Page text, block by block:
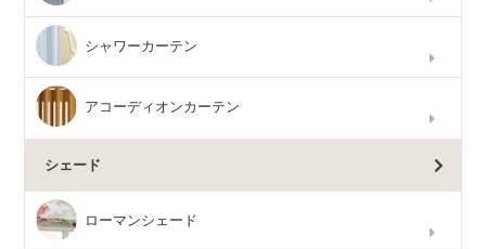
シャワーカーテン
アコーディオンカーテン
シェード
ローマンシェード